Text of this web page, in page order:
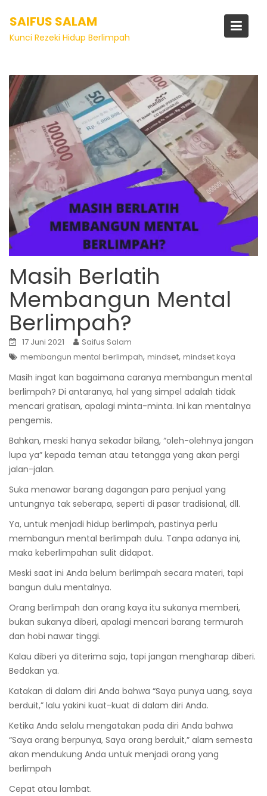
SAIFUS SALAM
Kunci Rezeki Hidup Berlimpah
Artikel
Masih Berlatih
Membangun Mental
Berlimpah?
17 Juni 2021
Saifus Salam
membangun mental berlimpah, mindset, mindset kaya
Masih ingat kan bagaimana caranya membangun mental
berlimpah? Di antaranya, hal yang simpel adalah tidak
mencari gratisan, apalagi minta-minta. Ini kan mentalnya
pengemis.
Bahkan, meski hanya sekadar bilang, “oleh-olehnya jangan
lupa ya” kepada teman atau tetangga yang akan pergi
jalan-jalan.
Suka menawar barang dagangan para penjual yang
untungnya tak seberapa, seperti di pasar tradisional, dll.
Ya, untuk menjadi hidup berlimpah, pastinya perlu
membangun mental berlimpah dulu. Tanpa adanya ini,
maka keberlimpahan sulit didapat.
Meski saat ini Anda belum berlimpah secara materi, tapi
bangun dulu mentalnya.
Orang berlimpah dan orang kaya itu sukanya memberi,
bukan sukanya diberi, apalagi mencari barang termurah
dan hobi nawar tinggi.
Kalau diberi ya diterima saja, tapi jangan mengharap diberi.
Bedakan ya.
Katakan di dalam diri Anda bahwa “Saya punya uang, saya
berduit,” lalu yakini kuat-kuat di dalam diri Anda.
Ketika Anda selalu mengatakan pada diri Anda bahwa
“Saya orang berpunya, Saya orang berduit,” alam semesta
akan mendukung Anda untuk menjadi orang yang
berlimpah
Cepat atau lambat.